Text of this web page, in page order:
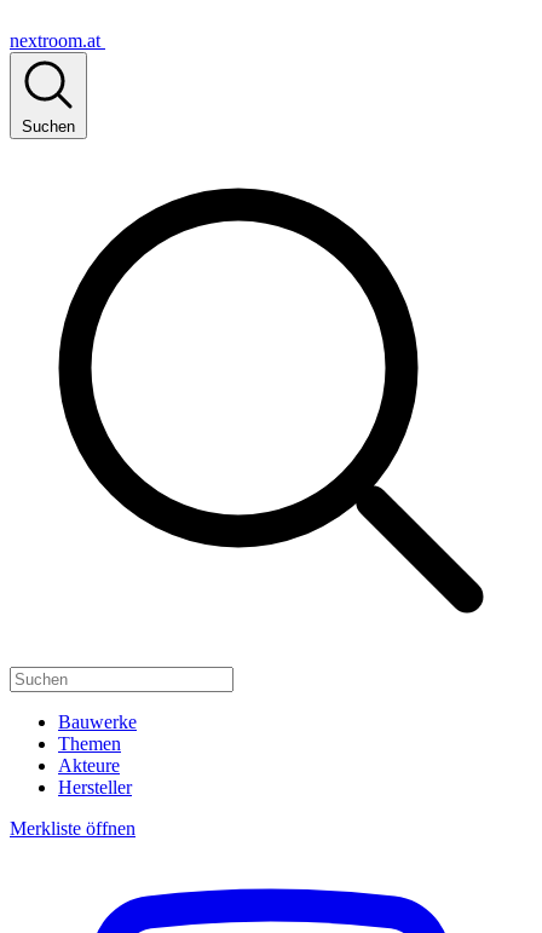
nextroom.at
Suchen
Bauwerke
Themen
Akteure
Hersteller
Merkliste öffnen